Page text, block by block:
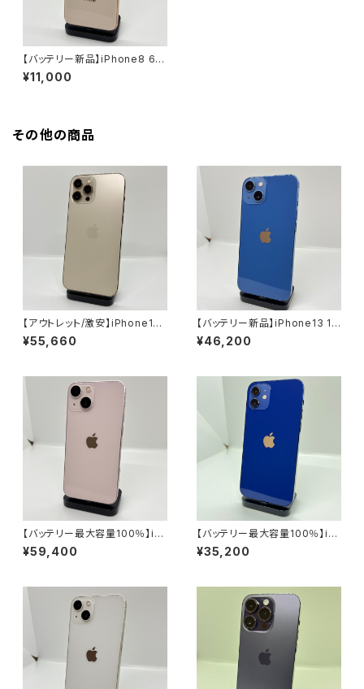
【バッテリー新品】iPhone8 64
GB ゴールド【SIMロック解除済
み】
¥11,000
その他の商品
【アウトレット/激安】iPhone12P
roMax 512GB ゴールド【SIM
ロック解除済み】
¥55,660
【バッテリー新品】iPhone13 12
8GB ブルー【SIMロック解除済
み】
¥46,200
【バッテリー最大容量100％】iP
hone13mini 512GB ピンク【SI
Mロック解除済み】
¥59,400
【バッテリー最大容量100％】iP
hone12 128GB ブルー【SIMロ
ック解除済み】
¥35,200